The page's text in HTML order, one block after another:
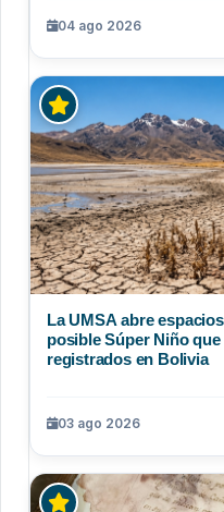
04 ago 2026
La UMSA abre
posible Súper Niño
registrados en Bolivia
03 ago 2026